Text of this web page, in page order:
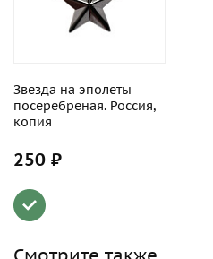
Звезда на эполеты
посеребреная. Россия,
копия
250 ₽